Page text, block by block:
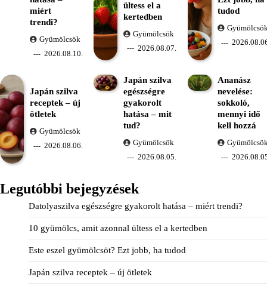
miért
trendi?
Gyümölcsök
2026.08.10.
ültess el a
kertedben
Gyümölcsök
2026.08.07.
tudod
Japán szilva
receptek – új
ötletek
Gyümölcsök
2026.08.06.
Japán szilva
egészségre
gyakorolt
hatása – mit
tud?
Gyümölcsök
2026.08.05.
Ananász
nevelése:
sokkoló,
mennyi idő
kell hozzá
Legutóbbi bejegyzések
Datolyaszilva egészségre gyakorolt hatása – miért trendi?
10 gyümölcs, amit azonnal ültess el a kertedben
Este eszel gyümölcsöt? Ezt jobb, ha tudod
Japán szilva receptek – új ötletek